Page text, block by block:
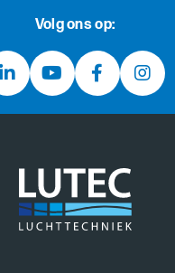
Volg ons op: